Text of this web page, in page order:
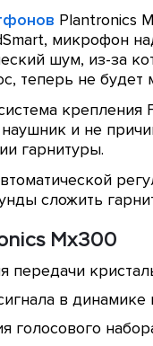
Plantronics
микрофон
шум, из-за
теперь не будет
крепления
и не
гарнитуры.
сложить
Mx300
передачи
в
голосового